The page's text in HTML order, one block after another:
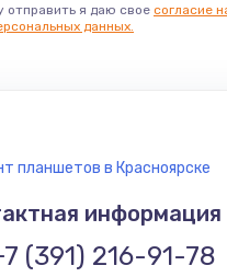
отправить я даю свое согласие
данных.
планшетов в Красноярске
информация
(391) 216-91-78